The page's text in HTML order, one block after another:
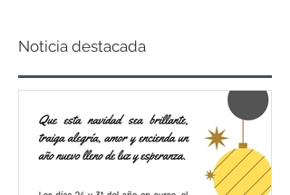
Noticia destacada